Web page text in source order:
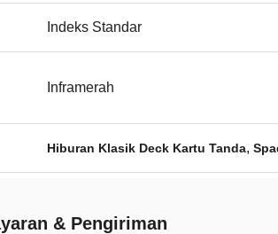
Indeks Standar
Inframerah
Hiburan Klasik Deck Kartu Tanda,
& Pengiriman